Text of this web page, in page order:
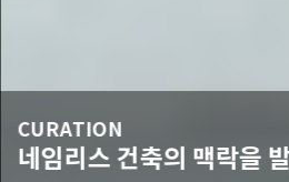
CURATION
네임리스 건축의 맥락을